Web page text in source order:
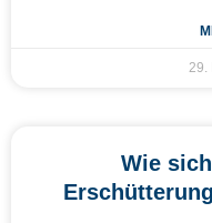
29.
Wie